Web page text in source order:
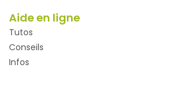
Aide en ligne
Tutos
Conseils
Infos